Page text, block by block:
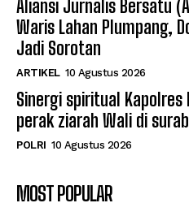
Aliansi Jurnalis Bersatu
Waris Lahan Plumpang,
Jadi Sorotan
ARTIKEL 10 Agustus 2026
Sinergi spiritual
perak ziarah Wali di
POLRI 10 Agustus 2026
MOST POPULAR